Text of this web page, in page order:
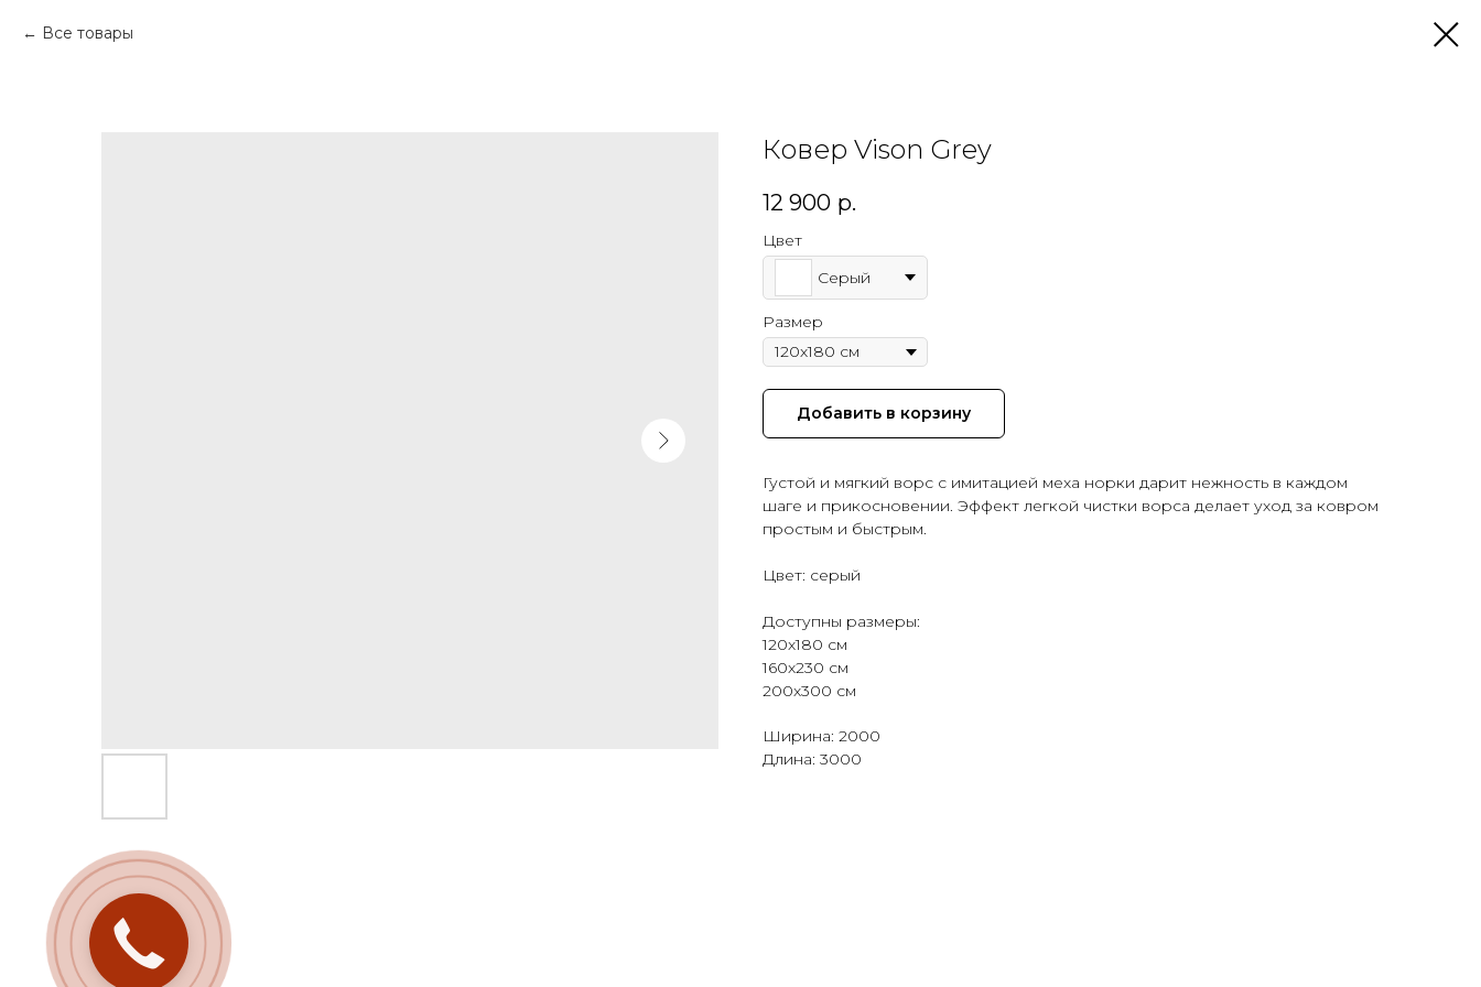
Все товары
Ковер Vison Grey
12 900 р.
Цвет
Серый
Размер
Добавить в корзину
Густой и мягкий ворс с имитацией меха норки дарит нежность в каждом
шаге и прикосновении. Эффект легкой чистки ворса делает уход за ковром
простым и быстрым.
Цвет: серый
Доступны размеры:
120х180 см
160х230 см
200х300 см
Ширина: 2000
Длина: 3000